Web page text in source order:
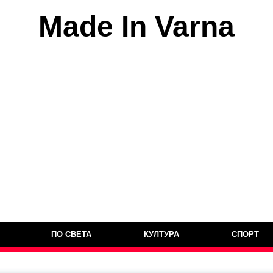
Made In Varna
ПО СВЕТА КУЛТУРА СПОРТ